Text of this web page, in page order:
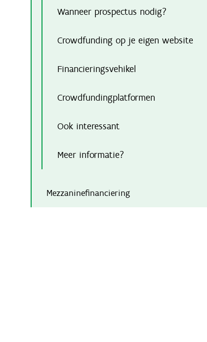
Wanneer prospectus nodig?
Crowdfunding op je eigen website
Financieringsvehikel
Crowdfundingplatformen
Ook interessant
Meer informatie?
Mezzaninefinanciering